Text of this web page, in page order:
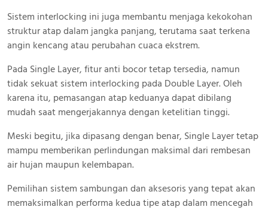
Sistem interlocking ini juga membantu menjaga kekokohan
struktur atap dalam jangka panjang, terutama saat terkena
angin kencang atau perubahan cuaca ekstrem.
Pada Single Layer, fitur anti bocor tetap tersedia, namun
tidak sekuat sistem interlocking pada Double Layer. Oleh
karena itu, pemasangan atap keduanya dapat dibilang
mudah saat mengerjakannya dengan ketelitian tinggi.
Meski begitu, jika dipasang dengan benar, Single Layer tetap
mampu memberikan perlindungan maksimal dari rembesan
air hujan maupun kelembapan.
Pemilihan sistem sambungan dan aksesoris yang tepat akan
memaksimalkan performa kedua tipe atap dalam mencegah